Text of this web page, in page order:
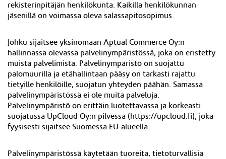
rekisterinpitäjän henkilökunta. Kaikilla henkilökunnan
jäsenillä on voimassa oleva salassapitosopimus.
Johku sijaitsee yksinomaan Aptual Commerce Oy:n
hallinnassa olevassa palvelinympäristössä, joka on eristetty
muista palvelimista. Palvelinympäristö on suojattu
palomuurilla ja etähallintaan pääsy on tarkasti rajattu
tietyille henkilöille, suojatun yhteyden päähän. Samassa
palvelinympäristössä ei ole muita palveluja.
Palvelinympäristö on erittäin luotettavassa ja korkeasti
suojatussa UpCloud Oy:n pilvessä (https://upcloud.fi), joka
fyysisesti sijaitsee Suomessa EU-alueella.
Palvelinympäristössä käytetään tuoreita, tietoturvallisia